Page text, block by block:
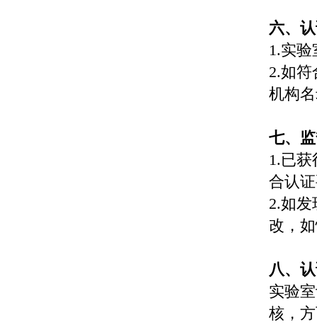
六、
1.实
2.如
机构
七、
1.已
合认
2.如
改，
八、
实验
核，